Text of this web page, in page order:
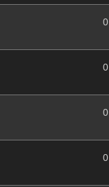
0
0
0
0